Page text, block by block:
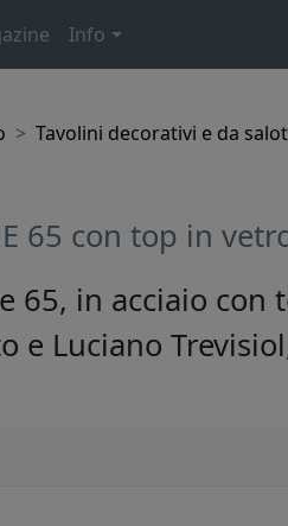
Info
Tavolini decorativi e da
65 con top in
65, in acciaio
e Luciano